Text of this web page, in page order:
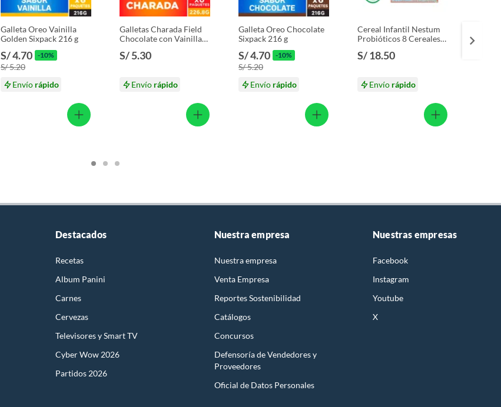
Galleta Oreo Vainilla
Golden Sixpack 216 g
S/ 4.70 -10%
S/ 5.20
Envío rápido
Galletas Charada Field
Chocolate con Vainilla
S/ 5.30
Envío rápido
Galleta Oreo Chocolate
Sixpack 216 g
S/ 4.70 -10%
S/ 5.20
Envío rápido
Cereal Infantil Nestum
Probióticos 8 Cereales
S/ 18.50
Envío rápido
Destacados
Recetas
Album Panini
Carnes
Cervezas
Televisores y Smart TV
Cyber Wow 2026
Partidos 2026
Nuestra empresa
Nuestra empresa
Venta Empresa
Reportes Sostenibilidad
Catálogos
Concursos
Defensoría de Vendedores y
Proveedores
Oficial de Datos Personales
Nuestras empresas
Facebook
Instagram
Youtube
X